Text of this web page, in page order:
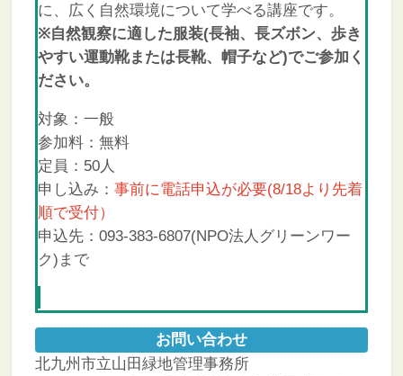
に、広く自然環境について学べる講座です。
※自然観察に適した服装(長袖、長ズボン、歩き
やすい運動靴または長靴、帽子など)でご参加く
ださい。
対象：一般
参加料：無料
定員：50人
申し込み： 事前に電話申込が必要(8/18より先着
順で受付）
申込先：093-383-6807(NPO法人グリーンワー
ク)まで
お問い合わせ
北九州市立山田緑地管理事務所